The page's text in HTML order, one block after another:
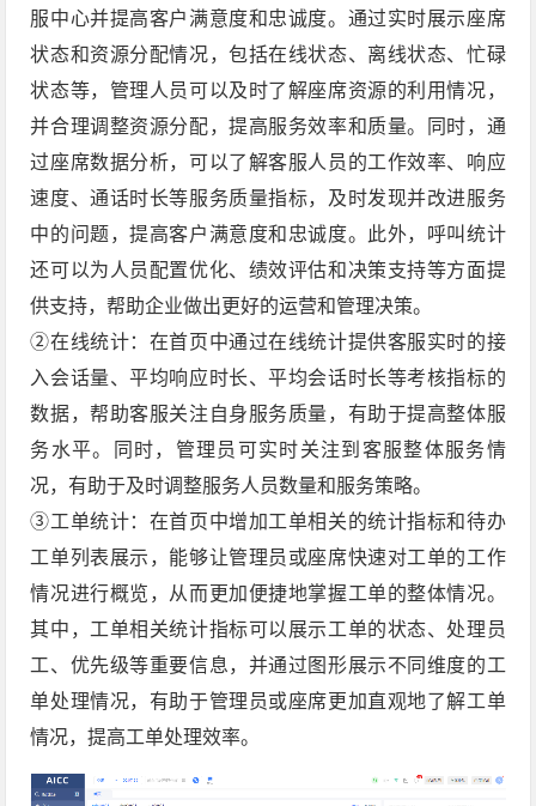
服中心并提高客户满意度和忠诚度。通过实时展示座席
状态和资源分配情况，包括在线状态、离线状态、忙碌
状态等，管理人员可以及时了解座席资源的利用情况，
并合理调整资源分配，提高服务效率和质量。同时，通
过座席数据分析，可以了解客服人员的工作效率、响应
速度、通话时长等服务质量指标，及时发现并改进服务
中的问题，提高客户满意度和忠诚度。此外，呼叫统计
还可以为人员配置优化、绩效评估和决策支持等方面提
供支持，帮助企业做出更好的运营和管理决策。
②在线统计：在首页中通过在线统计提供客服实时的接
入会话量、平均响应时长、平均会话时长等考核指标的
数据，帮助客服关注自身服务质量，有助于提高整体服
务水平。同时，管理员可实时关注到客服整体服务情
况，有助于及时调整服务人员数量和服务策略。
③工单统计：在首页中增加工单相关的统计指标和待办
工单列表展示，能够让管理员或座席快速对工单的工作
情况进行概览，从而更加便捷地掌握工单的整体情况。
其中，工单相关统计指标可以展示工单的状态、处理员
工、优先级等重要信息，并通过图形展示不同维度的工
单处理情况，有助于管理员或座席更加直观地了解工单
情况，提高工单处理效率。